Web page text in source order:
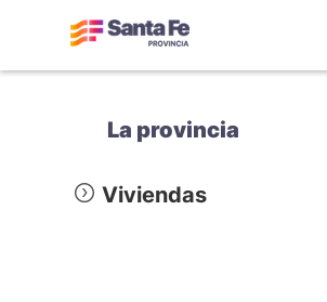
La provincia
Viviendas